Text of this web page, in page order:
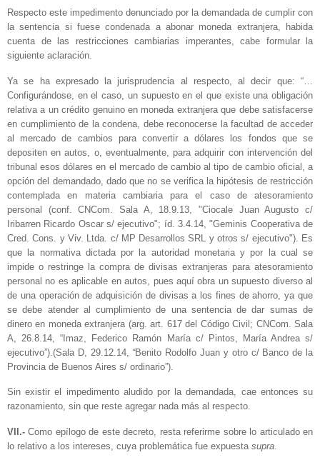
Respecto este impedimento denunciado por la demandada de cumplir con
la sentencia si fuese condenada a abonar moneda extranjera, habida
cuenta de las restricciones cambiarias imperantes, cabe formular la
siguiente aclaración.
Ya se ha expresado la jurisprudencia al respecto, al decir que: “…
Configurándose, en el caso, un supuesto en el que existe una obligación
relativa a un crédito genuino en moneda extranjera que debe satisfacerse
en cumplimiento de la condena, debe reconocerse la facultad de acceder
al mercado de cambios para convertir a dólares los fondos que se
depositen en autos, o, eventualmente, para adquirir con intervención del
tribunal esos dólares en el mercado de cambio al tipo de cambio oficial, a
opción del demandado, dado que no se verifica la hipótesis de restricción
contemplada en materia cambiaria para el caso de atesoramiento
personal (conf. CNCom. Sala A, 18.9.13, "Ciocale Juan Augusto c/
Iribarren Ricardo Oscar s/ ejecutivo"; íd. 3.4.14, "Geminis Cooperativa de
Cred. Cons. y Viv. Ltda. c/ MP Desarrollos SRL y otros s/ ejecutivo"). Es
que la normativa dictada por la autoridad monetaria y por la cual se
impide o restringe la compra de divisas extranjeras para atesoramiento
personal no es aplicable en autos, pues aquí obra un supuesto diverso al
de una operación de adquisición de divisas a los fines de ahorro, ya que
se debe atender al cumplimiento de una sentencia de dar sumas de
dinero en moneda extranjera (arg. art. 617 del Código Civil; CNCom. Sala
A, 26.8.14, “Imaz, Federico Ramón María c/ Pintos, María Andrea s/
ejecutivo”).(Sala D, 29.12.14, “Benito Rodolfo Juan y otro c/ Banco de la
Provincia de Buenos Aires s/ ordinario”).
Sin existir el impedimento aludido por la demandada, cae entonces su
razonamiento, sin que reste agregar nada más al respecto.
VII.-Como epílogo de este decreto, resta referirme sobre lo articulado en
lo relativo a los intereses, cuya problemática fue expuesta supra.